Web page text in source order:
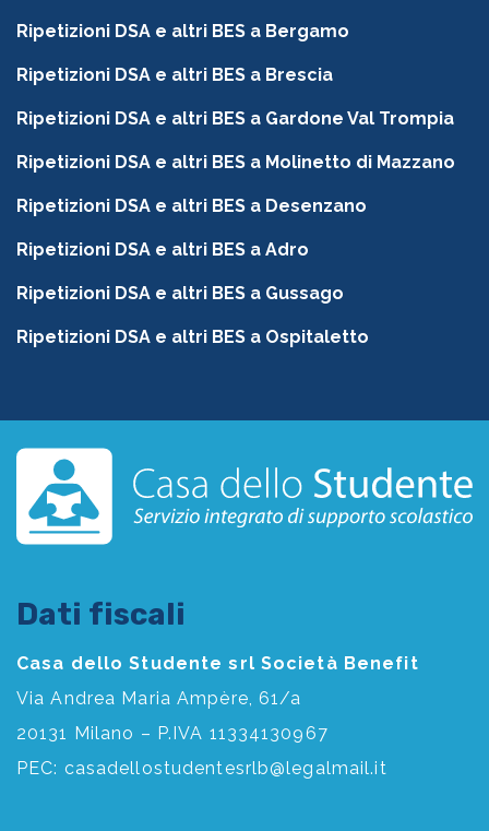
Ripetizioni DSA e altri BES a Bergamo
Ripetizioni DSA e altri BES a Brescia
Ripetizioni DSA e altri BES a Gardone Val Trompia
Ripetizioni DSA e altri BES a Molinetto di Mazzano
Ripetizioni DSA e altri BES a Desenzano
Ripetizioni DSA e altri BES a Adro
Ripetizioni DSA e altri BES a Gussago
Ripetizioni DSA e altri BES a Ospitaletto
Dati fiscali
Casa dello Studente srl Società Benefit
Via Andrea Maria Ampère, 61/a
20131 Milano – P.IVA 11334130967
PEC: casadellostudentesrlb@legalmail.it